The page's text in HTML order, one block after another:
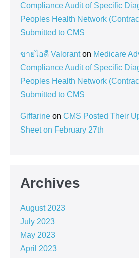
Compliance Audit of Specific
Peoples Health Network
Submitted to CMS
ขายไอดี Valoranton Medicare
Compliance Audit of Specific
Peoples Health Network
Submitted to CMS
Giffarine on CMS Posted Their
Sheet on February 27th
Archives
August 2023
July 2023
May 2023
April 2023